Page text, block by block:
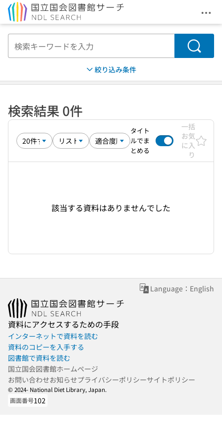
メ
検索
絞り込み条件
検索結果 0件
タイト
ルでま
とめる
一括
お気
に入
り
該当する資料はありませんでした
Language：English
資料にアクセスするための手段
インターネットで資料を読む
資料のコピーを入手する
図書館で資料を読む
国立国会図書館ホームページ
お問い合わせお知らせプライバシーポリシーサイトポリシー
© 2024- National Diet Library, Japan.
画面番号102